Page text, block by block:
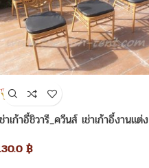
าเก้าอี้ชิวารี_ควีนส์ เช่าเก้าอี้งานแต่ง
฿